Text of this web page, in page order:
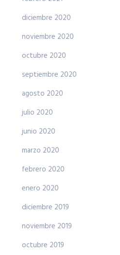
diciembre 2020
noviembre 2020
octubre 2020
septiembre 2020
agosto 2020
julio 2020
junio 2020
marzo 2020
febrero 2020
enero 2020
diciembre 2019
noviembre 2019
octubre 2019